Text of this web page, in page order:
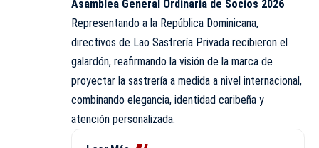
Asamblea General Ordinaria de Socios 2026
Representando a la República Dominicana,
directivos de Lao Sastrería Privada recibieron el
galardón, reafirmando la visión de la marca de
proyectar la sastrería a medida a nivel internacional,
combinando elegancia, identidad caribeña y
atención personalizada.